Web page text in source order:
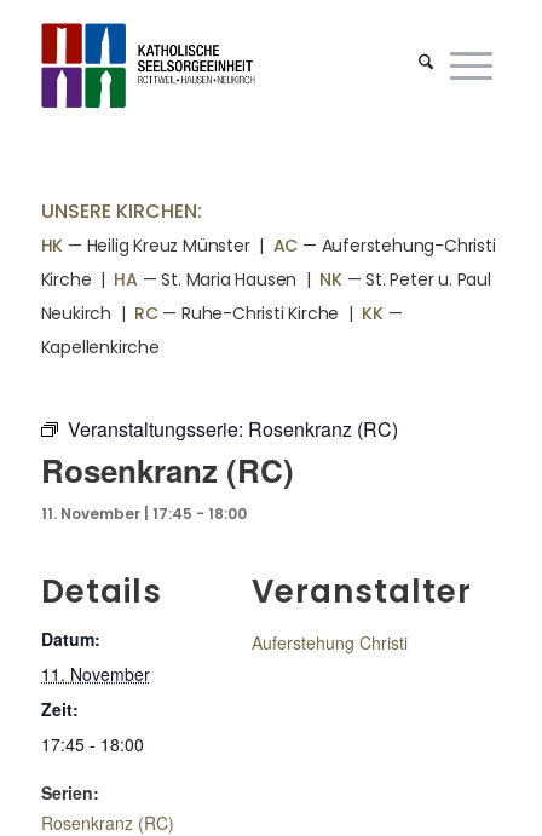
UNSERE KIRCHEN:
HK — Heilig Kreuz Münster | AC — Auferstehung-Christi
Kirche | HA — St. Maria Hausen | NK— St. Peter u. Paul
Neukirch | RC— Ruhe-Christi Kirche | KK—
Kapellenkirche
Veranstaltungsserie: Rosenkranz (RC)
Rosenkranz (RC)
11. November | 17:45 - 18:00
Details
Datum:
11. November
Zeit:
17:45 - 18:00
Serien:
Rosenkranz (RC)
Veranstalter
Auferstehung Christi